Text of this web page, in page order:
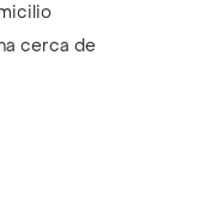
cerca de